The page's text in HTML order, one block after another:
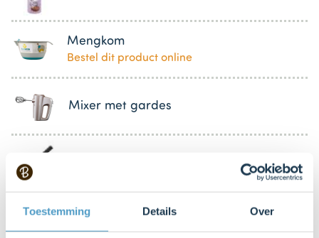
Toestemming Details Over
Mengkom
Bestel dit product online
Mixer met gardes
Satéprikker